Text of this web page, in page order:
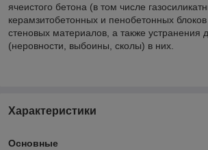
ячеистого бетона (в том числе
керамзитобетонных и пенобетонных
стеновых материалов, а также устранения
(неровности, выбоины, сколы) в них.
Характеристики
Основные